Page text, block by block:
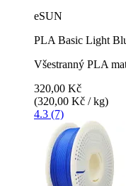
eSUN
PLA Basic Light
Všestranný PLA
320,00 Kč
(320,00 Kč / kg)
4.3 (7)